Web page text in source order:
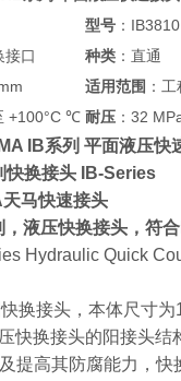
型号 ：IB3810
接口 种类 ：直通
适用范围 ：
+100°C ℃ 耐压 ：32
IB系列 平面液压快
快换接头 IB-Series
马快速接头
液压快换接头，符
Hydraulic Quick
换接头，本体尺寸
快换接头的阳接头
提高其防腐能力，